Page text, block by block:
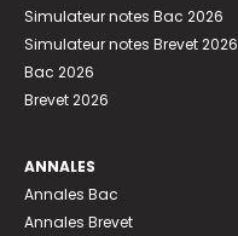
Simulateur notes Bac 2026
Simulateur notes Brevet 2026
Bac 2026
Brevet 2026
ANNALES
Annales Bac
Annales Brevet